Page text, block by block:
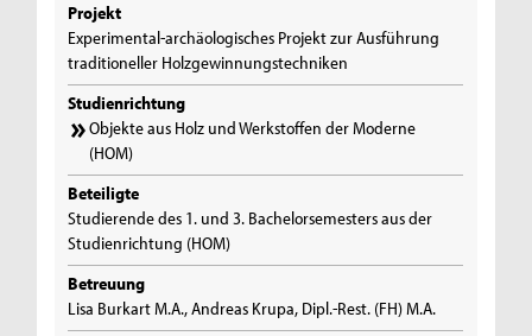
Projekt
Experimental-archäologisches Projekt zur Ausführung
traditioneller Holzgewinnungstechniken
Studienrichtung
Objekte aus Holz und Werkstoffen der Moderne
(HOM)
Beteiligte
Studierende des 1. und 3. Bachelorsemesters aus der
Studienrichtung (HOM)
Betreuung
Lisa Burkart M.A., Andreas Krupa, Dipl.-Rest. (FH) M.A.